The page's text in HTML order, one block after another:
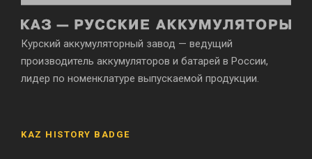
Курский аккумуляторный завод — ведущий
производитель аккумуляторов и батарей в России,
лидер по номенклатуре выпускаемой продукции.
KAZ HISTORY BADGE